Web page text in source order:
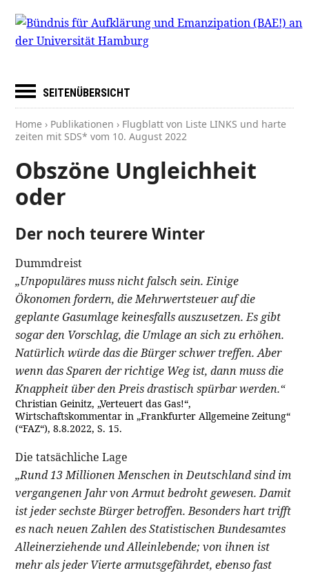
SEITENÜBERSICHT
Home › Publikationen › Flugblatt von Liste LINKS und harte
zeiten mit SDS* vom 10. August 2022
Obszöne Ungleichheit
oder
Der noch teurere Winter
Dummdreist
„Unpopuläres muss nicht falsch sein. Einige
Ökonomen fordern, die Mehrwertsteuer auf die
geplante Gasumlage keinesfalls auszusetzen. Es gibt
sogar den Vorschlag, die Umlage an sich zu erhöhen.
Natürlich würde das die Bürger schwer treffen. Aber
wenn das Sparen der richtige Weg ist, dann muss die
Knappheit über den Preis drastisch spürbar werden.“
Christian Geinitz, „Verteuert das Gas!“,
Wirtschaftskommentar in „Frankfurter Allgemeine Zeitung“
(“FAZ“), 8.8.2022, S. 15.
Die tatsächliche Lage
„Rund 13 Millionen Menschen in Deutschland sind im
vergangenen Jahr von Armut bedroht gewesen. Damit
ist jeder sechste Bürger betroffen. Besonders hart trifft
es nach neuen Zahlen des Statistischen Bundesamtes
Alleinerziehende und Alleinlebende; von ihnen ist
mehr als jeder Vierte armutsgefährdet, ebenso fast